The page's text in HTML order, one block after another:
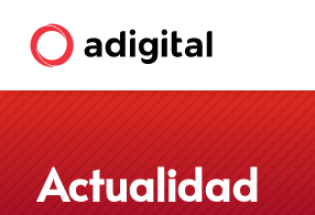
Actualidad